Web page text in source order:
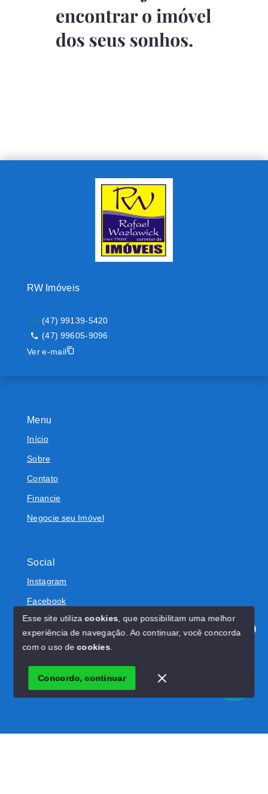
Menu
Início
Sobre
Contato
Financie
Negocie seu Imóvel
Social
Instagram
Facebook
© Copyright 2026 - RW Imóveis - Todos os direitos
SITE PARA IMOBILIARIA
RW Imóveis
(47) 99139-5420
(47) 99605-9096
Ver e-mail
Olá! Estamos disponíveis para te ajudar.
Esse site utilizacookies , que possibilitam uma melhor
experiência de navegação. Ao continuar, você concorda
com o uso decookies
Concordo, continuar